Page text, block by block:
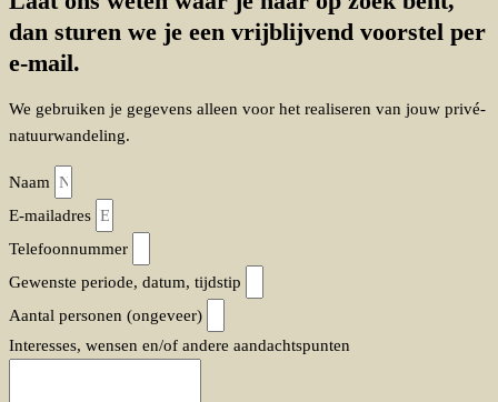
dan sturen we je een vrijblijvend voorstel per
e-mail.
We gebruiken je gegevens alleen voor het realiseren van jouw privé-
natuurwandeling.
Naam
E-mailadres
Telefoonnummer
Gewenste periode, datum, tijdstip
Aantal personen (ongeveer)
Interesses, wensen en/of andere aandachtspunten